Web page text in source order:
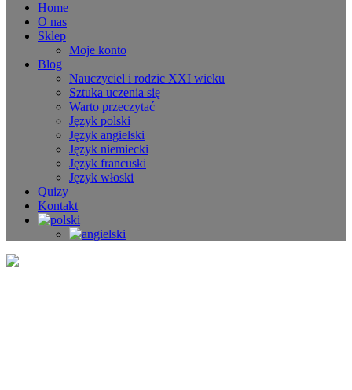
Home
O nas
Sklep
Moje konto
Blog
Nauczyciel i rodzic XXI wieku
Sztuka uczenia się
Warto przeczytać
Język polski
Język angielski
Język niemiecki
Język francuski
Język włoski
Quizy
Kontakt